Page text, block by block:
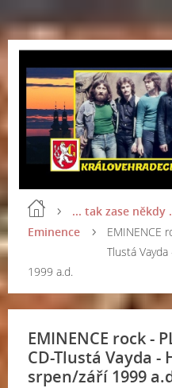
... tak zase někdy
Eminence
EMINENCE
Tlustá
1999 a.d.
EMINENCE rock -
CD-Tlustá Vayda -
srpen/září 1999